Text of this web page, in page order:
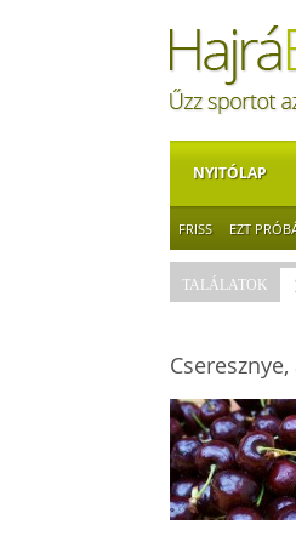
NYITÓLAP
FRISS EZT
TALÁLATOK